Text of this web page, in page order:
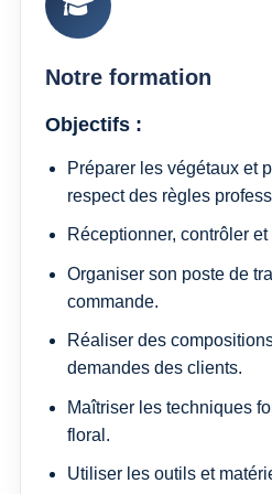
Notre formation
Objectifs :
Préparer les végétaux et
respect des règles
Réceptionner, contrôler
Organiser son poste de
commande.
Réaliser des
demandes des clients.
Maîtriser les techniques
floral.
Utiliser les outils et